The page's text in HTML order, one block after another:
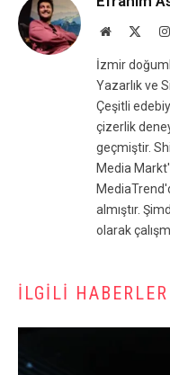
Website
İzmir
Yazarlık ve
Çeşitli
çizerlik
geçmiştir.
Media
almıştır.
olarak
İLGILI HABERLER